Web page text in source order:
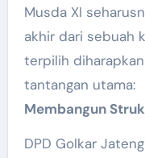
Musda XI
akhir dari sebuah
terpilih
tantangan utama:
Membangun
DPD Golkar